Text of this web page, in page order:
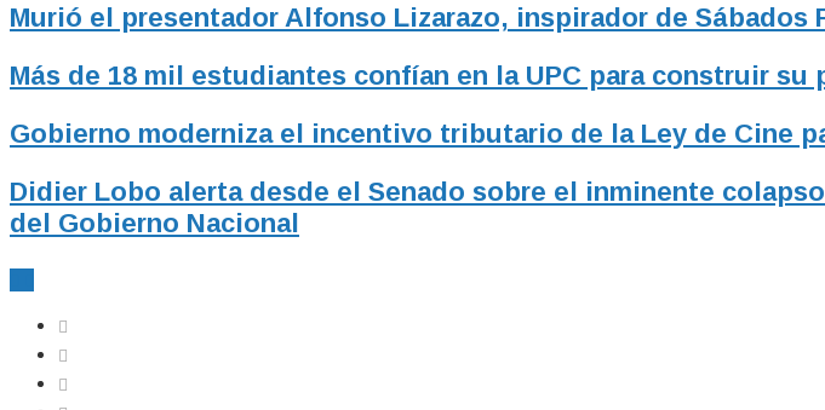
Murió el presentador Alfonso Lizarazo, inspirador de Sábados
Más de 18 mil estudiantes confían en la UPC para construir
Gobierno moderniza el incentivo tributario de la Ley de Cine
Didier Lobo alerta desde el Senado sobre el inminente
del Gobierno Nacional